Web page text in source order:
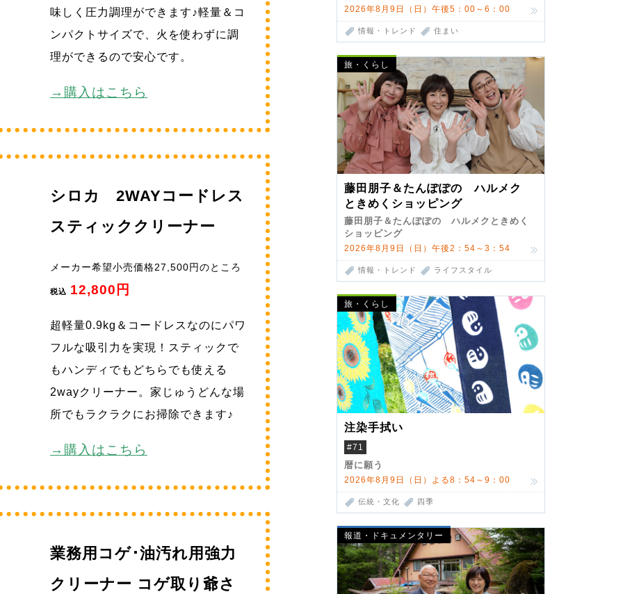
2026年8月9日（日）午後5：00～6：00
情報・トレンド 住まい
旅・くらし
藤田朋子＆たんぽぽの ハルメク
ときめくショッピング
藤田朋子＆たんぽぽの ハルメクときめく
ショッピング
2026年8月9日（日）午後2：54～3：54
情報・トレンド ライフスタイル
旅・くらし
注染手拭い
#71
暦に願う
2026年8月9日（日）よる8：54～9：00
伝統・文化 四季
報道・ドキュメンタリー
味しく圧力調理ができます♪軽量＆コ
ンパクトサイズで、火を使わずに調
理ができるので安心です。
→購入はこちら
シロカ 2WAYコードレス
スティッククリーナー
メーカー希望小売価格27,500円のところ
税込 12,800円
超軽量0.9kg＆コードレスなのにパワ
フルな吸引力を実現！スティックで
もハンディでもどちらでも使える
2wayクリーナー。家じゅうどんな場
所でもラクラクにお掃除できます♪
→購入はこちら
業務用コゲ･油汚れ用強力
クリーナー コゲ取り爺さ